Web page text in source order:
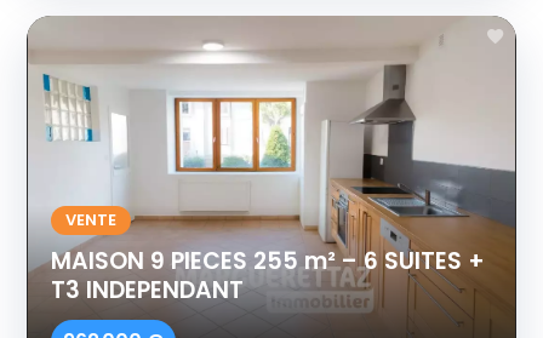
VENTE
MAISON 9 PIECES 255 m² – 6 SUITES +
T3 INDEPENDANT